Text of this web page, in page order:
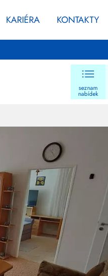
KARIÉRA KONTAKTY
seznam
nabídek